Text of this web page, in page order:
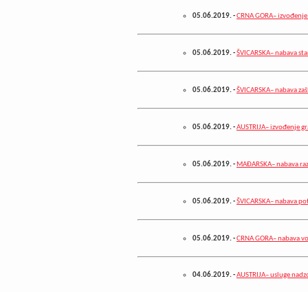
05.06.2019.-CRNA GORA–
05.06.2019.-ŠVICARSKA– nabava
05.06.2019.-ŠVICARSKA– nabava
05.06.2019.-AUSTRIJA– izvođenje
05.06.2019.- MAĐARSKA– nabava
05.06.2019.-ŠVICARSKA– nabava
05.06.2019.-CRNA GORA– nabava
04.06.2019.-AUSTRIJA– usluge